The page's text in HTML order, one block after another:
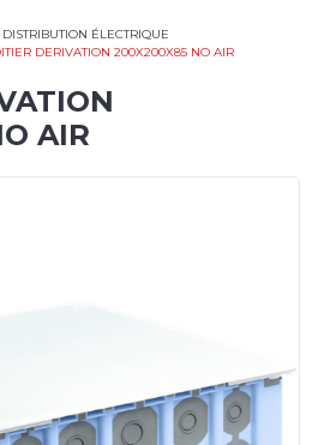
ÉLECTRIQUE
DERIVATION 200X200X85 NO AIR
AIR